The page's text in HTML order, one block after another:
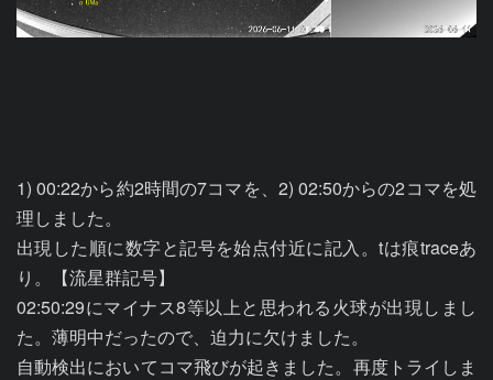
1) 00:22から約2時間の7コマを、2) 02:50からの2コマを処
理しました。
出現した順に数字と記号を始点付近に記入。tは痕traceあ
り。【流星群記号】
02:50:29にマイナス8等以上と思われる火球が出現しまし
た。薄明中だったので、迫力に欠けました。
自動検出においてコマ飛びが起きました。再度トライしま